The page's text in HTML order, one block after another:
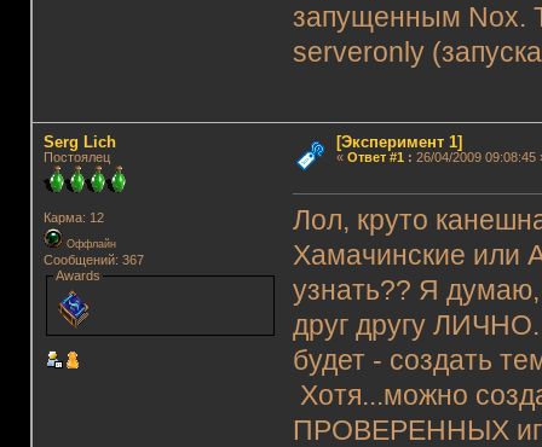
запущенным Nox.
serveronly
Serg Lich
Постоялец
Карма: 12
Оффлайн
Сообщений: 367
Awards
[Эксперимент 1]
« Ответ #1 : 26/04/2009 09:08:45
Лол, круто
Хамачинские
узнать?? Я
друг другу
будет - создать
Хотя...можно
ПРОВЕРЕННЫХ